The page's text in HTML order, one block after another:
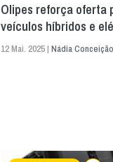
Olipes reforça oferta
veículos híbridos e
12 Mai. 2025 |Nádia Conceição